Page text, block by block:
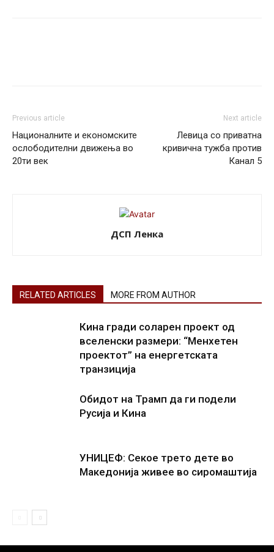
Previous article
Националните и економските
ослободителни движења во
20ти век
Next article
Левица со приватна
кривична тужба против
Канал 5
ДСП Ленка
RELATED ARTICLES MORE FROM AUTHOR
Кина гради соларен проект од
вселенски размери: “Менхетен
проектот” на енергетската
транзиција
Обидот на Трамп да ги подели
Русија и Кина
УНИЦЕФ: Секое трето дете во
Македонија живее во сиромаштија